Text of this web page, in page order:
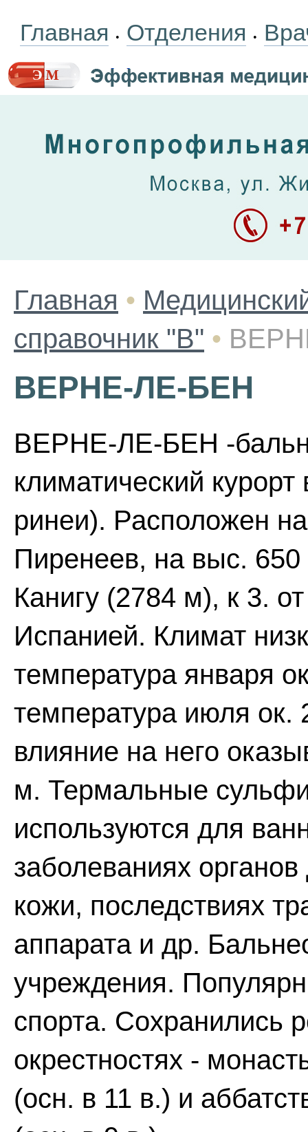
Главная • Отделения •
Главная •
справочник "В" •
ВЕРНЕ-ЛЕ-БЕН
ВЕРНЕ-ЛЕ-БЕН -
климатический
ринеи). Расположен
Пиренеев, на выс.
Канигу (2784 м), к 3.
Испанией. Климат
температура января
температура июля ок.
влияние на него
м. Термальные
используются для
заболеваниях
кожи, последствиях
аппарата и др.
учреждения.
спорта. Сохранились
окрестностях -
(осн. в 11 в.) и